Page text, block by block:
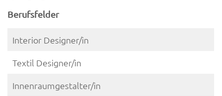
Berufsfelder
Interior Designer/in
Textil Designer/in
Innenraumgestalter/in